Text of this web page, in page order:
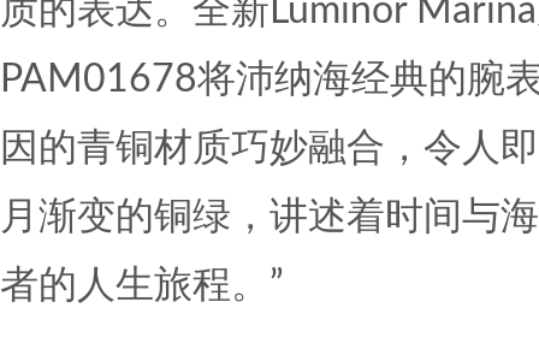
质的表达。全新Luminor
PAM01678将沛纳海经典的腕
因的青铜材质巧妙融合，令人
月渐变的铜绿，讲述着时间与
者的人生旅程。”